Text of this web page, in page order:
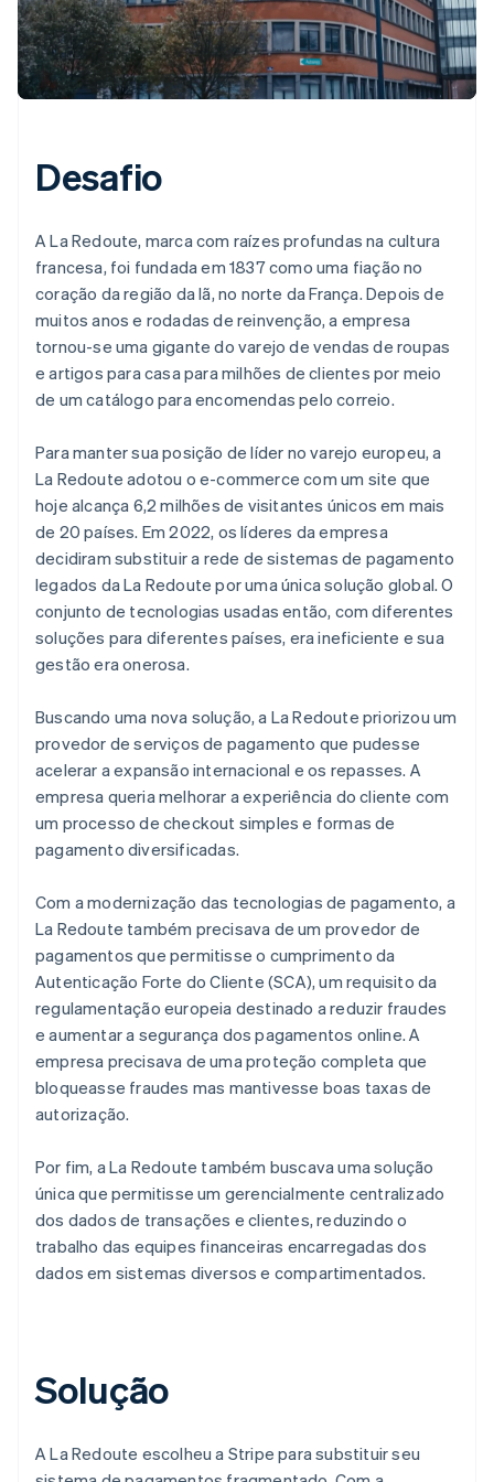
Desafio
A La Redoute, marca com raízes profundas na cultura
francesa, foi fundada em 1837 como uma fiação no
coração da região da lã, no norte da França. Depois de
muitos anos e rodadas de reinvenção, a empresa
tornou-se uma gigante do varejo de vendas de roupas
e artigos para casa para milhões de clientes por meio
de um catálogo para encomendas pelo correio.
Para manter sua posição de líder no varejo europeu, a
La Redoute adotou o e-commerce com um site que
hoje alcança 6,2 milhões de visitantes únicos em mais
de 20 países. Em 2022, os líderes da empresa
decidiram substituir a rede de sistemas de pagamento
legados da La Redoute por uma única solução global. O
conjunto de tecnologias usadas então, com diferentes
soluções para diferentes países, era ineficiente e sua
gestão era onerosa.
Buscando uma nova solução, a La Redoute priorizou um
provedor de serviços de pagamento que pudesse
acelerar a expansão internacional e os repasses. A
empresa queria melhorar a experiência do cliente com
um processo de checkout simples e formas de
pagamento diversificadas.
Com a modernização das tecnologias de pagamento, a
La Redoute também precisava de um provedor de
pagamentos que permitisse o cumprimento da
Autenticação Forte do Cliente (SCA), um requisito da
regulamentação europeia destinado a reduzir fraudes
e aumentar a segurança dos pagamentos online. A
empresa precisava de uma proteção completa que
bloqueasse fraudes mas mantivesse boas taxas de
autorização.
Por fim, a La Redoute também buscava uma solução
única que permitisse um gerencialmente centralizado
dos dados de transações e clientes, reduzindo o
trabalho das equipes financeiras encarregadas dos
dados em sistemas diversos e compartimentados.
Solução
A La Redoute escolheu a Stripe para substituir seu